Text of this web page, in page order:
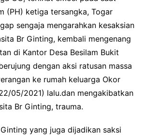
(PH) ketiga tersangka, Togar
sengaja mengarahkan kesaksian
Br Ginting, kembali mengenang
di Kantor Desa Besilam Bukit
dengan aksi ratusan massa
ke rumah keluarga Okor
05/2021) lalu.dan mengakibatkan
Br Ginting, trauma.
yang juga dijadikan saksi